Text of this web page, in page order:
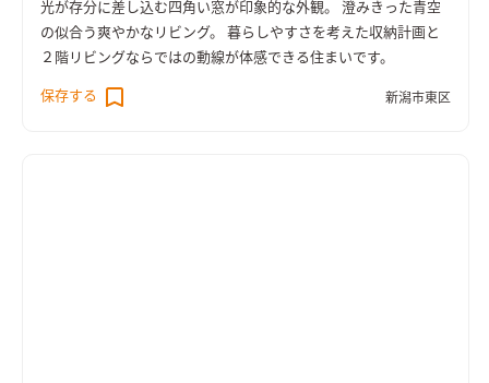
光が存分に差し込む四角い窓が印象的な外観。 澄みきった青空
の似合う爽やかなリビング。 暮らしやすさを考えた収納計画と
２階リビングならではの動線が体感できる住まいです。
保存する 新潟市東区